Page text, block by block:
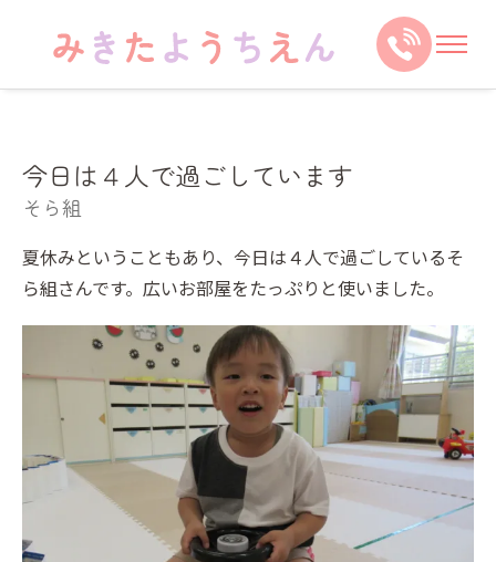
今日は４人で過ごしています
そら組
夏休みということもあり、今日は４人で過ごしているそ
ら組さんです。広いお部屋をたっぷりと使いました。